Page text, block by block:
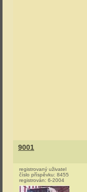
9001
registrovaný uživatel
číslo příspěvku: 8455
registrován: 6-2004